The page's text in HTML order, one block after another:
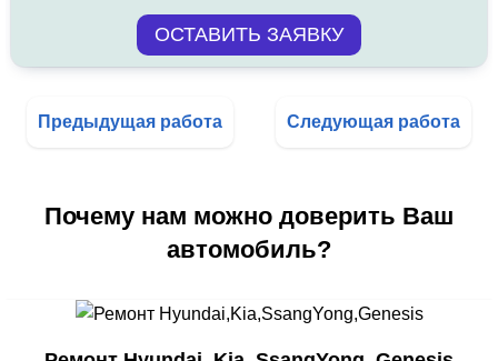
Предыдущая работа Следующая работа
Почему нам можно доверить Ваш
автомобиль?